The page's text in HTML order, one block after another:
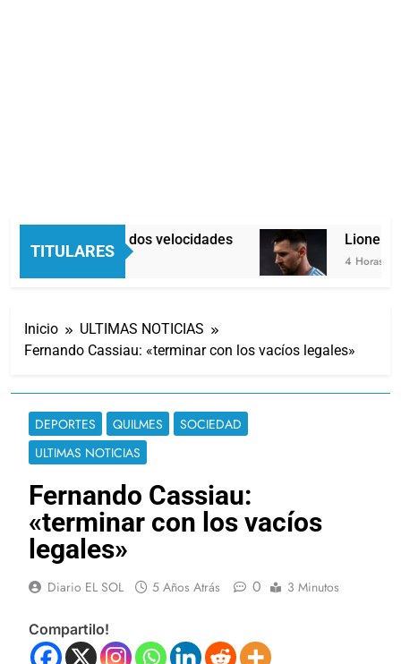
TITULARES
Economía en dos velocidades
3 Horas Atrás
Lionel
4 Horas Atrás
Inicio
ULTIMAS NOTICIAS
Fernando Cassiau: «terminar con los vacíos legales»
DEPORTES QUILMES
SOCIEDAD
ULTIMAS NOTICIAS
Fernando Cassiau:
«terminar con los vacíos
legales»
Diario EL SOL 5 Años Atrás 0 3 Minutos
Compartilo!